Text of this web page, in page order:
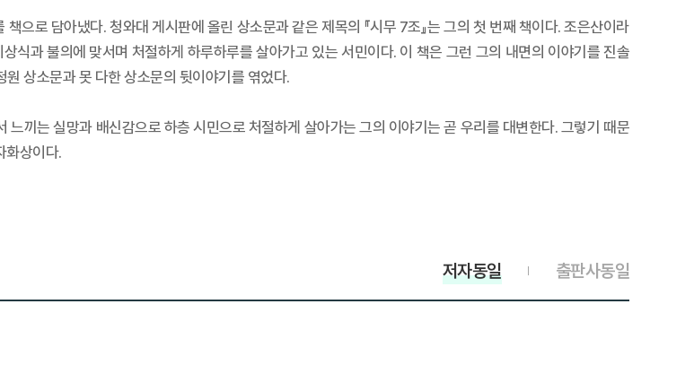
으로 담아냈다. 청와대 게시판에 올린 상소문과 같은 제목의 『시무 7조』는 그의 첫 번째 책이다. 조은산이라
과 불의에 맞서며 처절하게 하루하루를 살아가고 있는 서민이다. 이 책은 그런 그의 내면의 이야기를 진솔
상소문과 못 다한 상소문의 뒷이야기를 엮었다.
끼는 실망과 배신감으로 하층 시민으로 처절하게 살아가는 그의 이야기는 곧 우리를 대변한다. 그렇기 때문
화상이다.
출판사동일
저자동일